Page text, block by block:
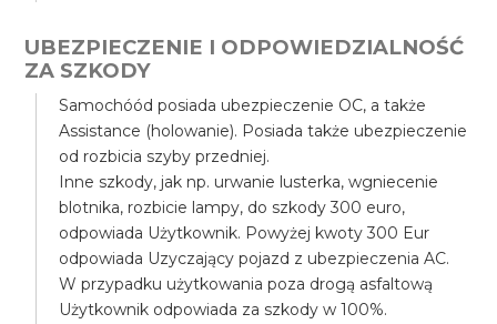
UBEZPIECZENIE I ODPOWIEDZIALNOŚĆ
ZA SZKODY
Samochóód posiada ubezpieczenie OC, a także
Assistance (holowanie). Posiada także ubezpieczenie
od rozbicia szyby przedniej.
Inne szkody, jak np. urwanie lusterka, wgniecenie
blotnika, rozbicie lampy, do szkody 300 euro,
odpowiada Użytkownik. Powyżej kwoty 300 Eur
odpowiada Uzyczający pojazd z ubezpieczenia AC.
W przypadku użytkowania poza drogą asfaltową
Użytkownik odpowiada za szkody w 100%.